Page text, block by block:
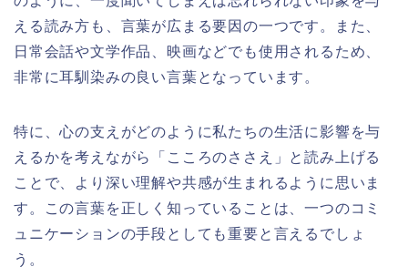
える読み方も、言葉が広まる要因の一つです。また、
日常会話や文学作品、映画などでも使用されるため、
非常に耳馴染みの良い言葉となっています。
特に、心の支えがどのように私たちの生活に影響を与
えるかを考えながら「こころのささえ」と読み上げる
ことで、より深い理解や共感が生まれるように思いま
す。この言葉を正しく知っていることは、一つのコミ
ュニケーションの手段としても重要と言えるでしょ
う。